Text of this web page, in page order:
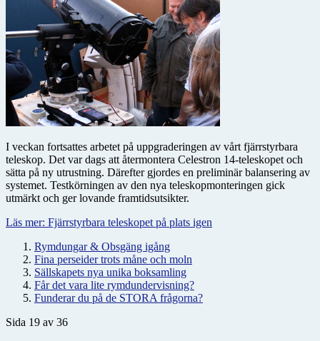
I veckan fortsattes arbetet på uppgraderingen av vårt fjärrstyrbara
teleskop. Det var dags att återmontera Celestron 14-teleskopet och
sätta på ny utrustning. Därefter gjordes en preliminär balansering av
systemet. Testkörningen av den nya teleskopmonteringen gick
utmärkt och ger lovande framtidsutsikter.
Läs mer: Fjärrstyrbara teleskopet på plats igen
Rymdungar & Obsgäng igång
Fina perseider trots måne och moln
Sällskapets nya unika boksamling
Får det vara lite rymdundervisning?
Funderar du på de STORA frågorna?
Sida 19 av 36